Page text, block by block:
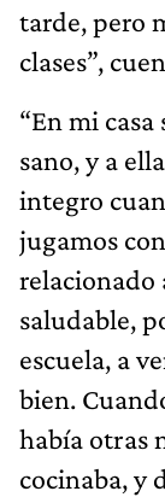
tarde, pero
clases”,
“En mi
sano, y a
integro
jugamos
relacionado
saludable,
escuela, a
bien.
había otras
cocinaba, y